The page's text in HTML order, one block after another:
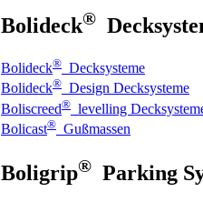
Bolideck®
Bolideck® Decksysteme
Bolideck® Design Decksysteme
Boliscreed® levelling
Bolicast® Gußmassen
Boligrip® Parking